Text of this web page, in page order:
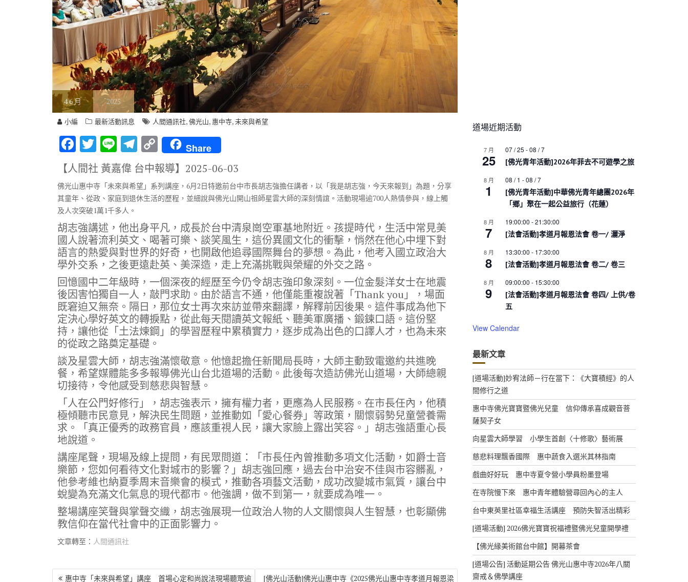
46 月 2025
小編 最新活動訊息 人間通訊社,佛光山, 惠中寺,未來與希望
F
ac
e
b
o
o
k
T
w
it
te
r
Li
n
e
T
el
e
gr
m
C
o
p
y
n
k
Share
【人間社 黃嘉偉 台中報導】 2025-06-03
佛光山惠中寺「未來與希望」系列講座，6月2日特邀前台中市長胡志強擔任講者，以「我是胡志強，今天來報到」為題，分享
其童年、從政、家庭到退休生活的歷程，並細說與佛光山開山祖師星雲大師的深刻情誼。活動現場逾700人熱情參與，線上觸
及人次突破1萬1千多人。
胡志強講述，他出身平凡，成長於台中清泉崗空軍基地附近。孩提時代，生活中常見美
國人說著流利英文、喝著可樂、談笑風生，這份異國文化的衝擊，悄然在他心中埋下對
語言的熱愛與對世界的好奇，也開啟他追尋國際舞台的夢想。為此，他考入國立政治大
學外交系，之後更遠赴英、美深造，走上充滿挑戰與榮耀的外交之路。
回憶國中二年級時，一個深夜的經歷至今仍令胡志強印象深刻。一位金髮洋女士在地震
後因害怕獨自一人，敲門求助。由於語言不通，他僅能重複說著「Thank you」，場面
既窘迫又無奈。隔日，那位女士再次來訪並帶來翻譯，解釋前因後果。這件事成為他下
定決心學好英文的轉捩點，從此每天閱讀英文報紙、聽美軍廣播、鍛鍊口語。這份堅
持，讓他從「土法煉鋼」的學習歷程中累積實力，逐步成為出色的口譯人才，也為未來
的從政之路奠定基礎。
談及星雲大師，胡志強滿懷敬意。他憶起擔任新聞局長時，大師主動致電邀約共進晚
餐，希望媒體能多多報導佛光山台北道場的活動。此後每次造訪佛光山道場，大師總親
切接待，令他感受到慈悲與智慧。
「人在公門好修行」，胡志強表示，擁有權力者，更應為人民服務。在市長任內，他積
極傾聽市民意見，解決民生問題，並推動如「愛心餐券」等政策，關懷弱勢兒童營養需
求。「真正優秀的政務官員，應該重視人民，讓大家臉上露出笑容。」胡志強語重心長
地說道。
講座尾聲，現場及線上提問，有民眾問道：「市長任內曾推動多項文化活動，如爵士音
樂節，您如何看待文化對城市的影響？」胡志強回應，過去台中治安不佳與市容髒亂，
他參考維也納夏季周末音樂會的模式，推動各項藝文活動，成功改變城市氣質，讓台中
蛻變為充滿文化氣息的現代都市。他強調，做不到第一，就要成為唯一。
整場講座笑聲與掌聲交織，胡志強展現一位政治人物的人文關懷與人生智慧，也彰顯佛
教信仰在當代社會中的正面影響力。
文章轉至： 人間通訊社
文 惠中寺「未來與希望」講座 首場心定和尚說法現場聽眾逾 [佛光山活動]佛光山惠中寺《2025佛光山惠中寺孝道月報恩梁
道場近期活動
7 月
25
07 / 25 -08 / 7
[佛光青年活動]2026年菲去不可遊學之旅
8 月
1
08 / 1 -08 / 7
[佛光青年活動]中華佛光青年總團2026年
「鄉」聚在一起公益旅行（花蓮）
8 月
7
19:00:00 -21:30:00
[法會活動]孝道月報恩法會 卷一/ 灑淨
8 月
8
13:30:00 - 17:30:00
[法會活動]孝道月報恩法會 卷二/ 卷三
8 月
9
09:00:00 - 15:30:00
[法會活動]孝道月報恩法會 卷四/ 上供/卷
五
View Calendar
最新文章
[道場活動]妙宥法師－行在當下：《大寶積經》的人
間修行之道
惠中寺佛光寶寶暨佛光兒童 信仰傳承喜成觀音菩
薩契子女
向星雲大師學習 小學生首創〈十修歌〉藝術展
慈悲料理飄香國際 惠中蔬食入選米其林指南
戲曲好好玩 惠中寺夏令營小學員粉墨登場
在寺院慢下來 惠中青年體驗營尋回內心的主人
台中東英里社區幸福生活講座 預防失智活出精彩
[道場活動] 2026佛光寶寶祝福禮暨佛光兒童開學禮
【佛光緣美術館台中館】開幕茶會
[道場公告] 活動延期公告 佛光山惠中寺2026年八關
齋戒＆佛學講座